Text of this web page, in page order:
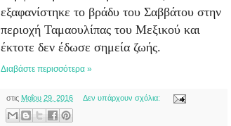
εξαφανίστηκε το βράδυ του Σαββάτου στην
περιοχή Ταμαουλίπας του Μεξικού και
έκτοτε δεν έδωσε σημεία ζωής.
Διαβάστε περισσότερα »
στις Μαΐου 29, 2016 Δεν υπάρχουν σχόλια: